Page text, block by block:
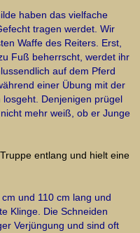
haben das vielfache
tragen werdet. Wir
Waffe des Reiters. Erst,
Fuß beherrscht, werdet ihr
auf dem Pferd
einer Übung mit der
Denjenigen prügel
mehr weiß, ob er Junge
entlang und hielt eine
und 110 cm lang und
Klinge. Die Schneiden
Verjüngung und sind oft